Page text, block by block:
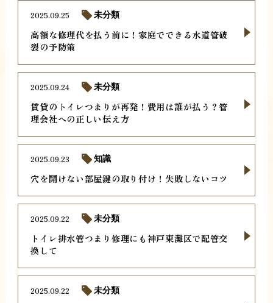
高額な修理代を払う前に！家庭でできる水道管破
裂の予防策
2025.09.25 未分類
賃貸のトイレつまりが再発！費用は誰が払う？管
理会社への正しい伝え方
2025.09.24 未分類
穴を開けない部屋鍵の取り付け！失敗しないコツ
2025.09.23 知識
トイレ排水管つまり修理にも神戸東灘区で配管交
換して
2025.09.22 未分類
2025.09.22 未分類